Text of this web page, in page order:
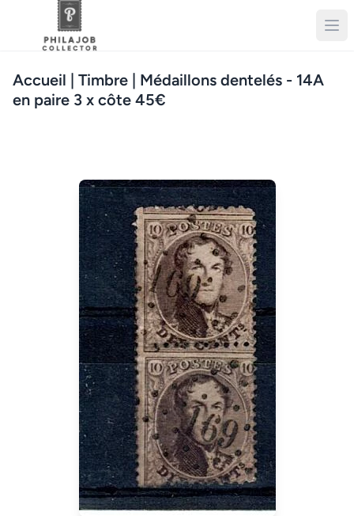
Accueil | Timbre | Médaillons dentelés - 14A
en paire 3 x côte 45€